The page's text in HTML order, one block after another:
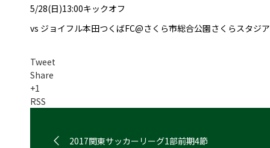
5/28(日)13:00キックオフ
vs ジョイフル本田つくばFC@さくら市総合公園さくらスタジ
Tweet
Share
+1
RSS
2017関東サッカーリーグ1部前期4節